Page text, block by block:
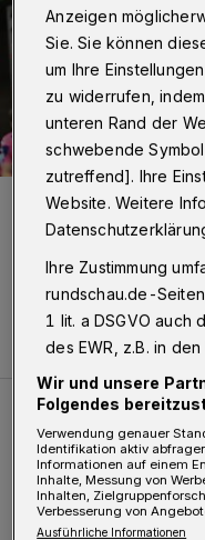
Weitere
Sommer in der
Anzeigen
Sie. Sie können
um Ihre
zu widerrufen,
unteren Rand der
schwebende
zutreffend]. Ihre
Website. Weitere
Ihre Zustimmung
rundschau.de-
1 lit. a DSGVO auch
des EWR, z.B. in den
Wir und unsere
Folgendes
Verwendung genauer
Identifikation aktiv
Informationen auf einem
Inhalte, Messung von
Inhalten,
Verbesserung von
Ausführliche Informationen